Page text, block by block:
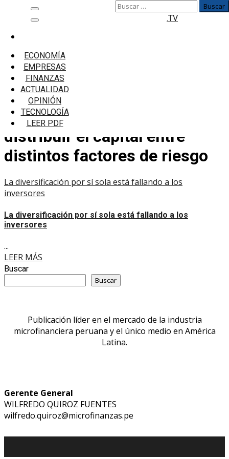
Menú
principal
ECONOMÍA
EMPRESAS
FINANZAS
ACTUALIDAD
OPINIÓN
TECNOLOGÍA
LEER PDF
Buscar:
.TV
centran en distribuir el capital entre distintos
factores de riesgo
se puede esperar que los
inversores que se centran en
distribuir el capital entre
distintos factores de riesgo
La diversificación por sí sola está fallando a los
inversores
La diversificación por sí sola está fallando a los
inversores
...
LEER MÁS
Buscar
Buscar
Publicación líder en el mercado de la industria
microfinanciera peruana y el único medio en América
Latina.
Gerente General
WILFREDO QUIROZ FUENTES
wilfredo.quiroz@microfinanzas.pe